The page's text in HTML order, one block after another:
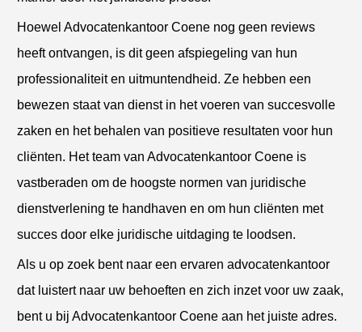
Hoewel Advocatenkantoor Coene nog geen reviews
heeft ontvangen, is dit geen afspiegeling van hun
professionaliteit en uitmuntendheid. Ze hebben een
bewezen staat van dienst in het voeren van succesvolle
zaken en het behalen van positieve resultaten voor hun
cliënten. Het team van Advocatenkantoor Coene is
vastberaden om de hoogste normen van juridische
dienstverlening te handhaven en om hun cliënten met
succes door elke juridische uitdaging te loodsen.
Als u op zoek bent naar een ervaren advocatenkantoor
dat luistert naar uw behoeften en zich inzet voor uw zaak,
bent u bij Advocatenkantoor Coene aan het juiste adres.